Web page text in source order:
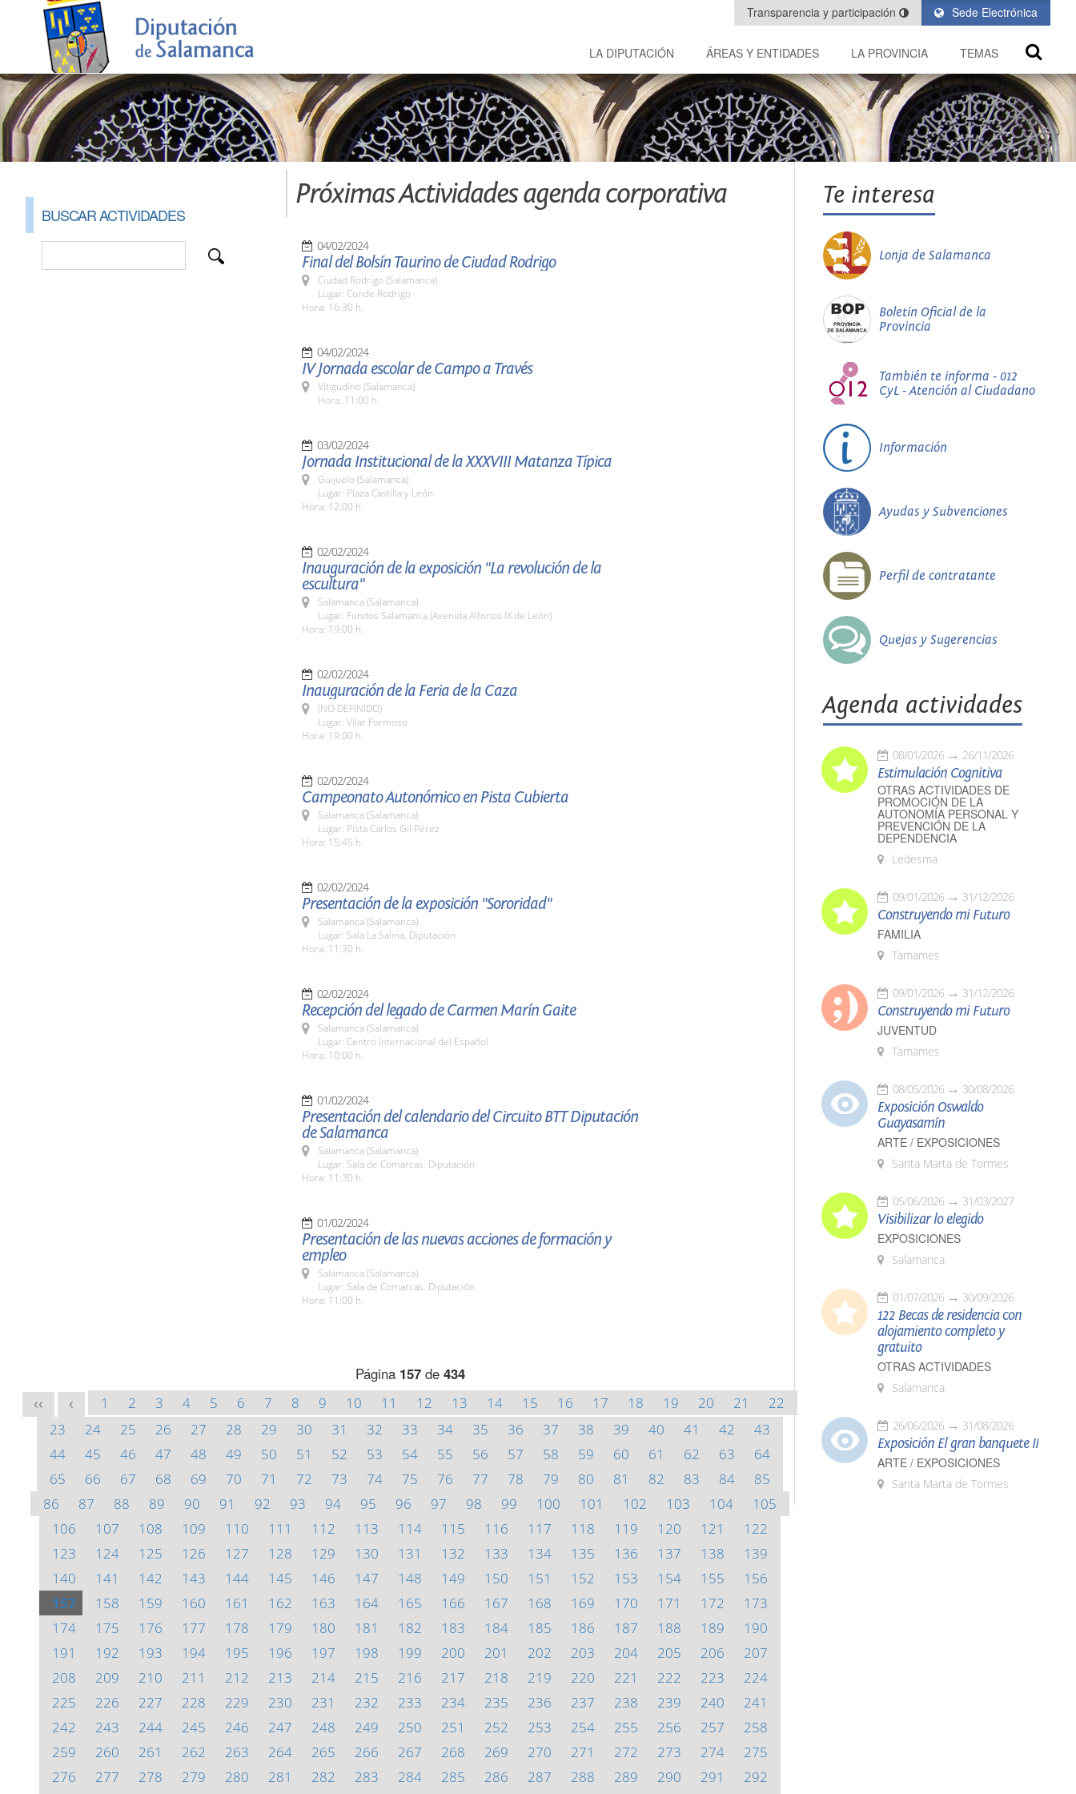
Sede Electrónica
Transparencia y participación
LA DIPUTACIÓN ÁREAS Y ENTIDADES LA PROVINCIA TEMAS
BUSCAR ACTIVIDADES
Próximas Actividades agenda corporativa
04/02/2024
Final del Bolsín Taurino de Ciudad Rodrigo
Ciudad Rodrigo (Salamanca)
Lugar: Conde Rodrigo
Hora: 16:30 h.
04/02/2024
IV Jornada escolar de Campo a Través
Vitigudino (Salamanca)
Hora: 11:00 h.
03/02/2024
Jornada Institucional de la XXXVIII Matanza Típica
Guijuelo (Salamanca)
Lugar: Plaza Castilla y León
Hora: 12:00 h.
02/02/2024
Inauguración de la exposición "La revolución de la
escultura"
Salamanca (Salamanca)
Lugar: Fundos Salamanca (Avenida Alfonso IX de León)
Hora: 19:00 h.
02/02/2024
Inauguración de la Feria de la Caza
(NO DEFINIDO)
Lugar: Vilar Formoso
Hora: 19:00 h.
02/02/2024
Campeonato Autonómico en Pista Cubierta
Salamanca (Salamanca)
Lugar: Pista Carlos Gil Pérez
Hora: 15:45 h.
02/02/2024
Presentación de la exposición "Sororidad"
Salamanca (Salamanca)
Lugar: Sala La Salina. Diputación
Hora: 11:30 h.
02/02/2024
Recepción del legado de Carmen Marín Gaite
Salamanca (Salamanca)
Lugar: Centro Internacional del Español
Hora: 10:00 h.
01/02/2024
Presentación del calendario del Circuito BTT Diputación
de Salamanca
Salamanca (Salamanca)
Lugar: Sala de Comarcas. Diputación
Hora: 11:30 h.
01/02/2024
Presentación de las nuevas acciones de formación y
empleo
Salamanca (Salamanca)
Lugar: Sala de Comarcas. Diputación
Hora: 11:00 h.
Página 157de 434
<< < 1 2 3 4 5 6 7 8 9 10 11 12 13 14 15 16 17 18 19 20 21
22
23
24 25 26 27 28 29 30 31 32 33 34 35 36 37 38 39 40 41 42
43
44
45 46 47 48 49 50 51 52 53 54 55 56 57 58 59 60 61 62 63
64
65
66 67 68 69 70 71 72 73 74 75 76 77 78 79 80 81 82 83 84
85
86
87 88 89 90 91 92 93 94 95 96 97 98 99 100 101 102 103 104
105
106
107 108 109 110 111 112 113 114 115 116 117 118 119 120 121
122
123
124 125 126 127 128 129 130 131 132 133 134 135 136 137 138
139
140
141 142 143 144 145 146 147 148 149 150 151 152 153 154 155
156
157
158 159 160 161 162 163 164 165 166 167 168 169 170 171 172
173
174
175 176 177 178 179 180 181 182 183 184 185 186 187 188 189
190
191
192 193 194 195 196 197 198 199 200 201 202 203 204 205 206
207
208
209 210 211 212 213 214 215 216 217 218 219 220 221 222 223
224
225
226 227 228 229 230 231 232 233 234 235 236 237 238 239 240
241
242
243 244 245 246 247 248 249 250 251 252 253 254 255 256 257
258
259
260 261 262 263 264 265 266 267 268 269 270 271 272 273 274
275
276
277 278 279 280 281 282 283 284 285 286 287 288 289 290 291
292
Te interesa
Lonja de Salamanca
Boletín Oficial de la
Provincia
También te informa - 012
CyL - Atención al Ciudadano
Información
Ayudas y Subvenciones
Perfil de contratante
Quejas y Sugerencias
Agenda actividades
08/01/2026 26/11/2026
Estimulación Cognitiva
OTRAS ACTIVIDADES DE
PROMOCIÓN DE LA
AUTONOMÍA PERSONAL Y
PREVENCIÓN DE LA
DEPENDENCIA
Ledesma
09/01/2026 31/12/2026
Construyendo mi Futuro
FAMILIA
Tamames
09/01/2026 31/12/2026
Construyendo mi Futuro
JUVENTUD
Tamames
08/05/2026 30/08/2026
Exposición Oswaldo
Guayasamín
ARTE / EXPOSICIONES
Santa Marta de Tormes
05/06/2026 31/03/2027
Visibilizar lo elegido
EXPOSICIONES
Salamanca
01/07/2026 30/09/2026
122 Becas de residencia con
alojamiento completo y
gratuito
OTRAS ACTIVIDADES
Salamanca
26/06/2026 31/08/2026
Exposición El gran banquete II
ARTE / EXPOSICIONES
Santa Marta de Tormes